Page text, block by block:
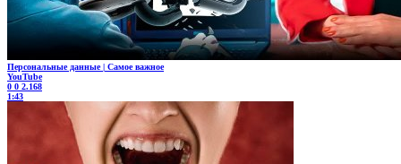
Персональные данные | Самое важное
YouTube
0 0 2.168
1:43